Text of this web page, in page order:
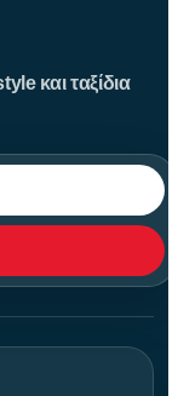
και ταξίδια